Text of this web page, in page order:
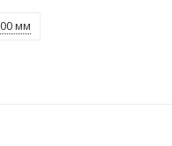
мм